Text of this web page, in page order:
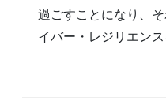
過ごすことになり、
イバー・レジリエンス